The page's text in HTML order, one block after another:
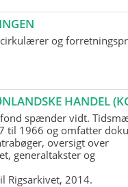
og
HANDEL
spænder vidt.
til 1966 og omfatter
oversigt over
generaltakster og
Rigsarkivet, 2014.